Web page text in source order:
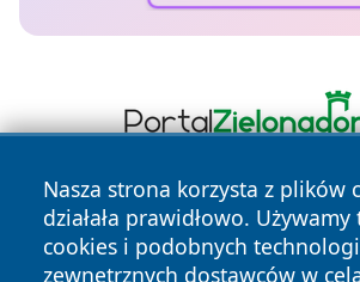
Nasza strona korzysta z plików
działała prawidłowo.
cookies i podobnych
zewnętrznych dostawców w